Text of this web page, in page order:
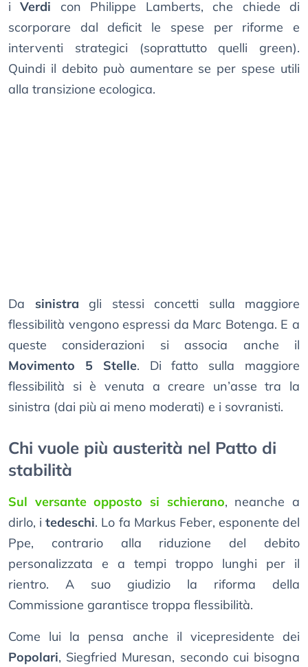
iVerdi con Philippe Lamberts, che chiede di
scorporare dal deficit le spese per riforme e
interventi strategici (soprattutto quelli green).
Quindi il debito può aumentare se per spese utili
alla transizione ecologica.
Da sinistra gli stessi concetti sulla maggiore
flessibilità vengono espressi da Marc Botenga. E a
queste considerazioni si associa anche il
Movimento 5 Stelle. Di fatto sulla maggiore
flessibilità si è venuta a creare un’asse tra la
sinistra (dai più ai meno moderati) e i sovranisti.
Chi vuole più austerità nel Patto di
stabilità
Sul versante opposto si schierano, neanche a
dirlo, itedeschi. Lo fa Markus Feber, esponente del
Ppe, contrario alla riduzione del debito
personalizzata e a tempi troppo lunghi per il
rientro. A suo giudizio la riforma della
Commissione garantisce troppa flessibilità.
Come lui la pensa anche il vicepresidente dei
Popolari, Siegfried Muresan, secondo cui bisogna